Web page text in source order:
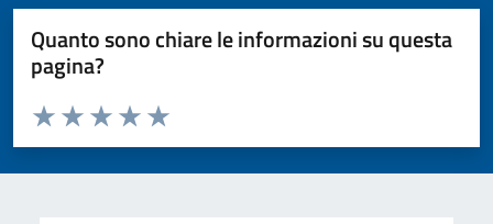
Quanto sono chiare le informazioni su questa
pagina?
Valuta da 1 a 5 stelle la pagina
Valuta 5 stelle su 5
Valuta 4 stelle su 5
Valuta 3 stelle su 5
Valuta 2 stelle su 5
Valuta 1 stelle su 5